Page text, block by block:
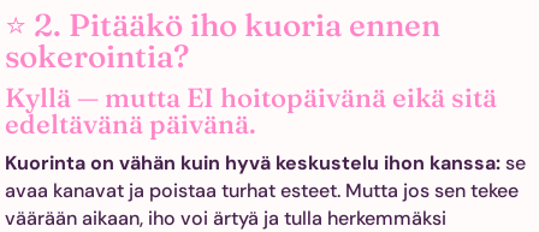
⭐ 2. Pitääkö iho kuoria ennen
sokerointia?
Kyllä — mutta EI hoitopäivänä eikä sitä
edeltävänä päivänä.
Kuorinta on vähän kuin hyvä keskustelu ihon kanssa:se
avaa kanavat ja poistaa turhat esteet. Mutta jos sen tekee
väärään aikaan, iho voi ärtyä ja tulla herkemmäksi